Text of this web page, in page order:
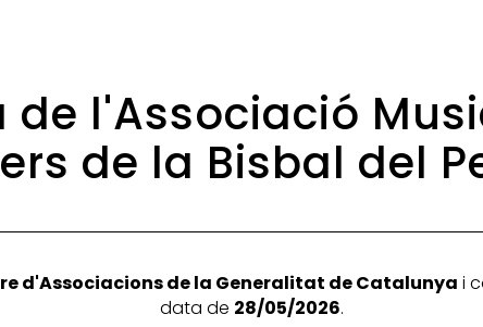
l'Associació
de la Bisbal del
d'Associacions de la Generalitat de Catalunya i
data de 28/05/2026.